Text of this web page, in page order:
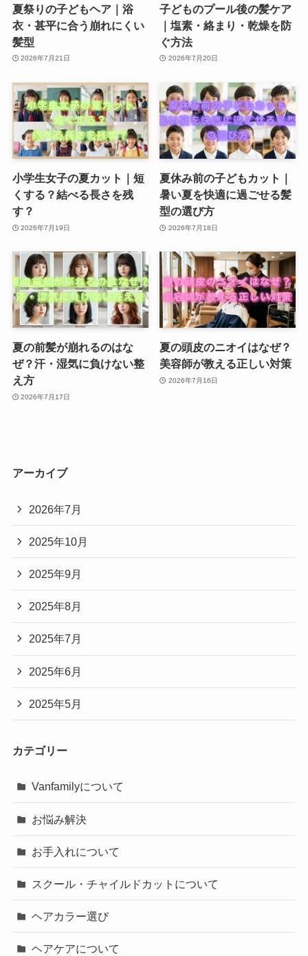
夏祭りの子どもヘア｜浴
衣・甚平に合う崩れにくい
髪型
2026年7月21日
子どものプール後の髪ケア
｜塩素・絡まり・乾燥を防
ぐ方法
2026年7月20日
小学生女子の夏カット｜短
くする？結べる長さを残
す？
2026年7月19日
夏休み前の子どもカット｜
暑い夏を快適に過ごせる髪
型の選び方
2026年7月18日
夏の前髪が崩れるのはな
ぜ？汗・湿気に負けない整
え方
2026年7月17日
夏の頭皮のニオイはなぜ？
美容師が教える正しい対策
2026年7月16日
アーカイブ
2026年7月
2025年10月
2025年9月
2025年8月
2025年7月
2025年6月
2025年5月
カテゴリー
Vanfamilyについて
お悩み解決
お手入れについて
スクール・チャイルドカットについて
ヘアカラー選び
ヘアケアについて